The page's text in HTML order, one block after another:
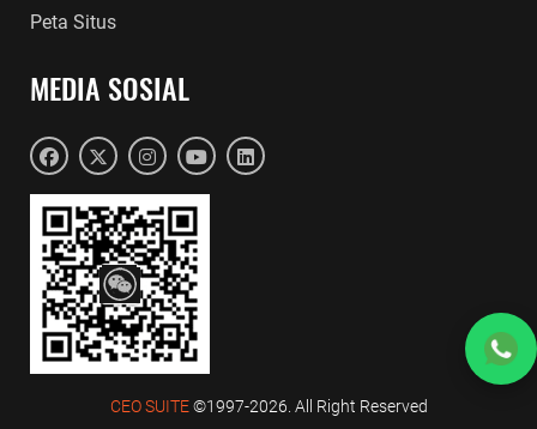
Peta Situs
MEDIA SOSIAL
CEO SUITE©1997-2026. All Right Reserved